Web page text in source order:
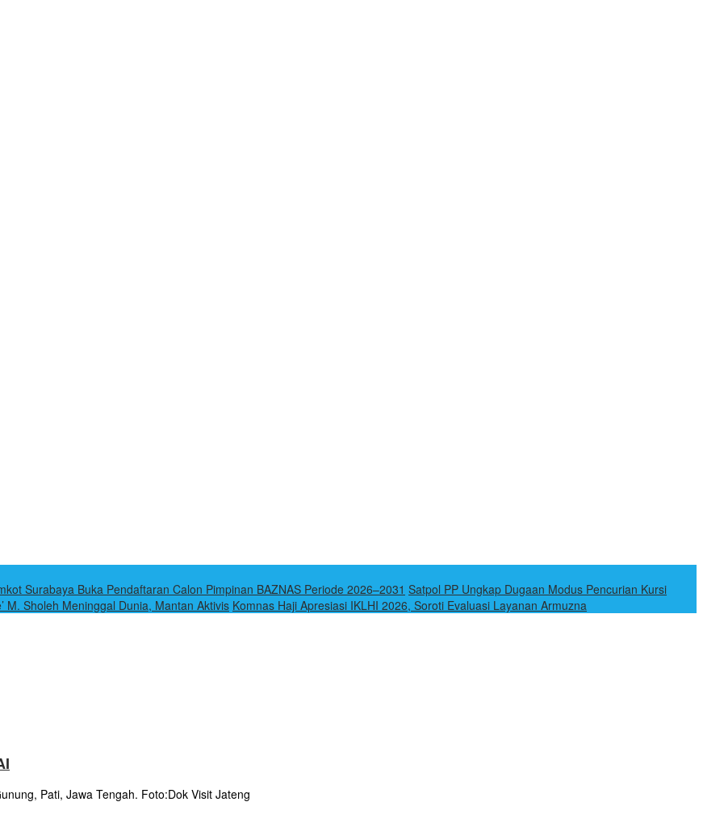
Surabaya Buka Pendaftaran Calon Pimpinan BAZNAS Periode 2026–2031 Satpol PP Ungkap Dugaan Modus Pencurian Kursi
M. Sholeh Meninggal Dunia, Mantan Aktivis Komnas Haji Apresiasi IKLHI 2026, Soroti Evaluasi Layanan Armuzna
Pati, Jawa Tengah. Foto:Dok Visit Jateng